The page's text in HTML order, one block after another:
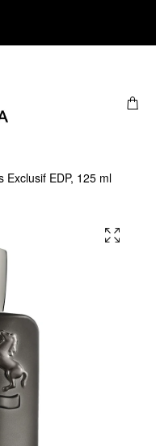
Exclusif EDP, 125 ml